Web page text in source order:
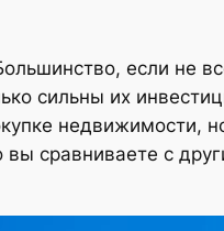
если не
сильны их
недвижимости,
вы сравниваете с